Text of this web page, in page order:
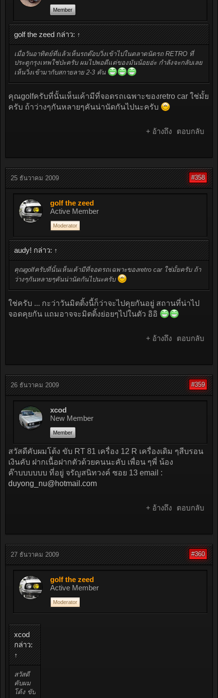
Member
golf the zeed กล่าว: ↑
เมื่อวันอาทิตย์ที่แล้วเห็นรถต๊อบวิ่งเข้าไปในตลาดนัดรถ RETRO ที่
ประตูกรุงเทพใช่ป่ะครับ ผมไปพอดีแต่ของมันน้อยอ่ะ กำลังจะกลับเลย
เห็นวิ่งเข้ามากับสกายลาย 2-3 คัน
คุณgolfครับที่นั้นเห็นเค้ามีที่จอดรถเฉพาะของretro car ใช่มั้ย
ครับ ถ้าว่างๆกันหลายๆคันน่านัดกันไปนะครับ
+ อ้างถึง ตอบกลับ
25 ธันวาคม 2009 #358
golf the zeed
Active Member
Moderator
audy! กล่าว: ↑
คุณgolfครับที่นั้นเห็นเค้ามีที่จอดรถเฉพาะของretro car ใช่มั้ยครับ ถ้า
ว่างๆกันหลายๆคันน่านัดกันไปนะครับ
ใช่ครับ ... กะว่าวันมิตติ้งนี้ก็ว่าจะไปคุยกันอยู่ สถานที่น่าไป
จอดคุยกัน แถมอาจจะมิตติ้งย่อยๆไปในตัว อิอิ
+ อ้างถึง ตอบกลับ
26 ธันวาคม 2009 #359
xcod
New Member
Member
สวัสดีคับผมโต้ง ขับ RT 81 เครื่อง 12 R เครื่องเดิม ๆสีบรอน
เงินคับ ฝากเนื้อฝากตัวด้วยคนนะคับ เพื่อน ๆพี่ น้อง
ค๊าบบบบบบ ที่อยู่ จรัญสนิทวงค์ ซอย 13 email :
duyong_nu@hotmail.com
+ อ้างถึง ตอบกลับ
27 ธันวาคม 2009 #360
golf the zeed
Active Member
Moderator
xcod
กล่าว:
↑
สวัสดี
คับผม
โต้ง ขับ